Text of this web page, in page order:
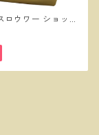
ロウワー ショッパ
ニー L サンド SL